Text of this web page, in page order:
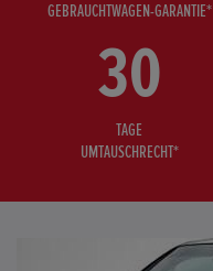
GEBRAUCHTWAGEN-GARANTIE*
30
TAGE
UMTAUSCHRECHT*